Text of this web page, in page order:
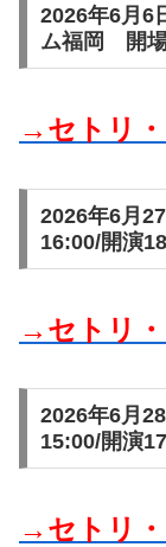
2026年6月6
ム福岡 開
→セトリ
2026年6月
16:00/開演
→セトリ
2026年6月
15:00/開演
→セトリ